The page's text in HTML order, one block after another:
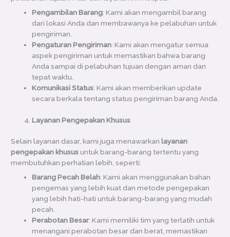
Pengambilan Barang: Kami akan mengambil barang
dari lokasi Anda dan membawanya ke pelabuhan untuk
pengiriman.
Pengaturan Pengiriman: Kami akan mengatur semua
aspek pengiriman untuk memastikan bahwa barang
Anda sampai di pelabuhan tujuan dengan aman dan
tepat waktu.
Komunikasi Status: Kami akan memberikan update
secara berkala tentang status pengiriman barang Anda.
Layanan Pengepakan Khusus
Selain layanan dasar, kami juga menawarkanlayanan
pengepakan khususuntuk barang-barang tertentu yang
membutuhkan perhatian lebih, seperti:
Barang Pecah Belah: Kami akan menggunakan bahan
pengemas yang lebih kuat dan metode pengepakan
yang lebih hati-hati untuk barang-barang yang mudah
pecah.
Perabotan Besar: Kami memiliki tim yang terlatih untuk
menangani perabotan besar dan berat, memastikan